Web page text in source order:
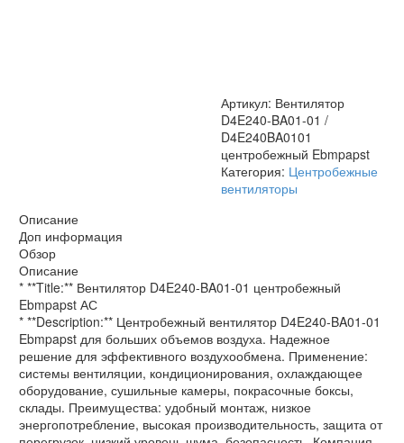
Артикул: Вентилятор
D4E240-BA01-01 /
D4E240BA0101
центробежный Ebmpapst
Категория: Центробежные
вентиляторы
Описание
Доп информация
Обзор
Описание
* **Title:** Вентилятор D4E240-BA01-01 центробежный
Ebmpapst АС
* **Description:** Центробежный вентилятор D4E240-BA01-01
Ebmpapst для больших объемов воздуха. Надежное
решение для эффективного воздухообмена. Применение:
системы вентиляции, кондиционирования, охлаждающее
оборудование, сушильные камеры, покрасочные боксы,
склады. Преимущества: удобный монтаж, низкое
энергопотребление, высокая производительность, защита от